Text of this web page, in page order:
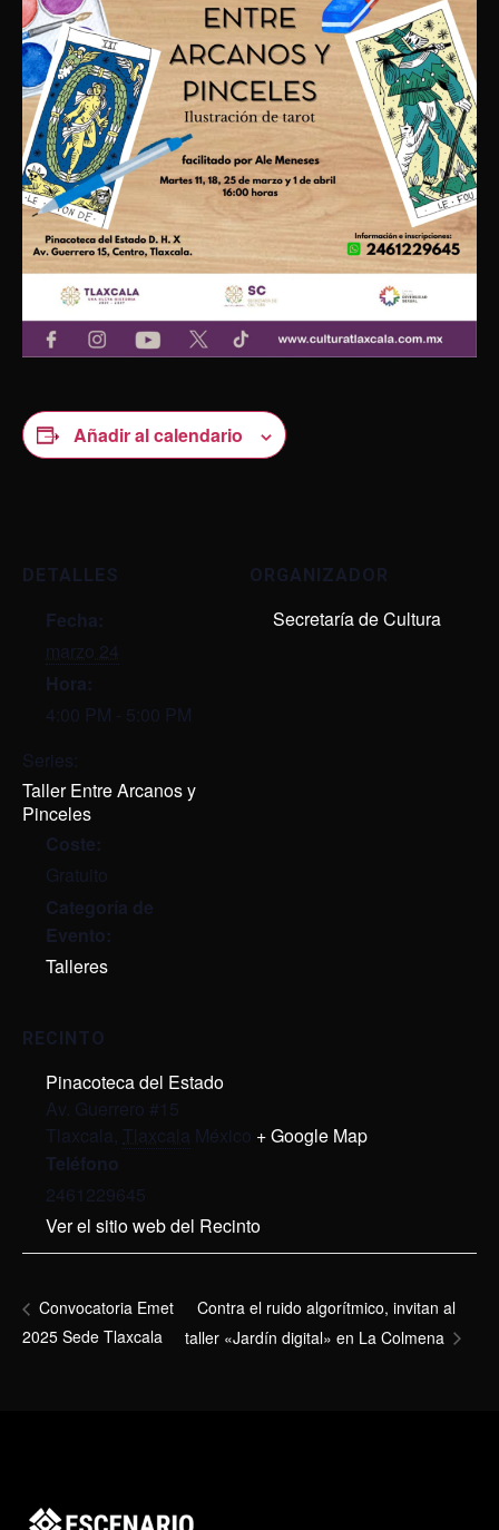
Añadir al calendario
DETALLES
Fecha:
marzo 24
Hora:
4:00 PM - 5:00 PM
Series:
Taller Entre Arcanos y
Pinceles
Coste:
Gratuito
Categoría de
Evento:
Talleres
RECINTO
Pinacoteca del Estado
Av. Guerrero #15
Tlaxcala, Tlaxcala México + Google Map
Teléfono
2461229645
Ver el sitio web del Recinto
ORGANIZADOR
Secretaría de Cultura
Convocatoria Emet
2025 Sede Tlaxcala
Contra el ruido algorítmico, invitan al
taller «Jardín digital» en La Colmena